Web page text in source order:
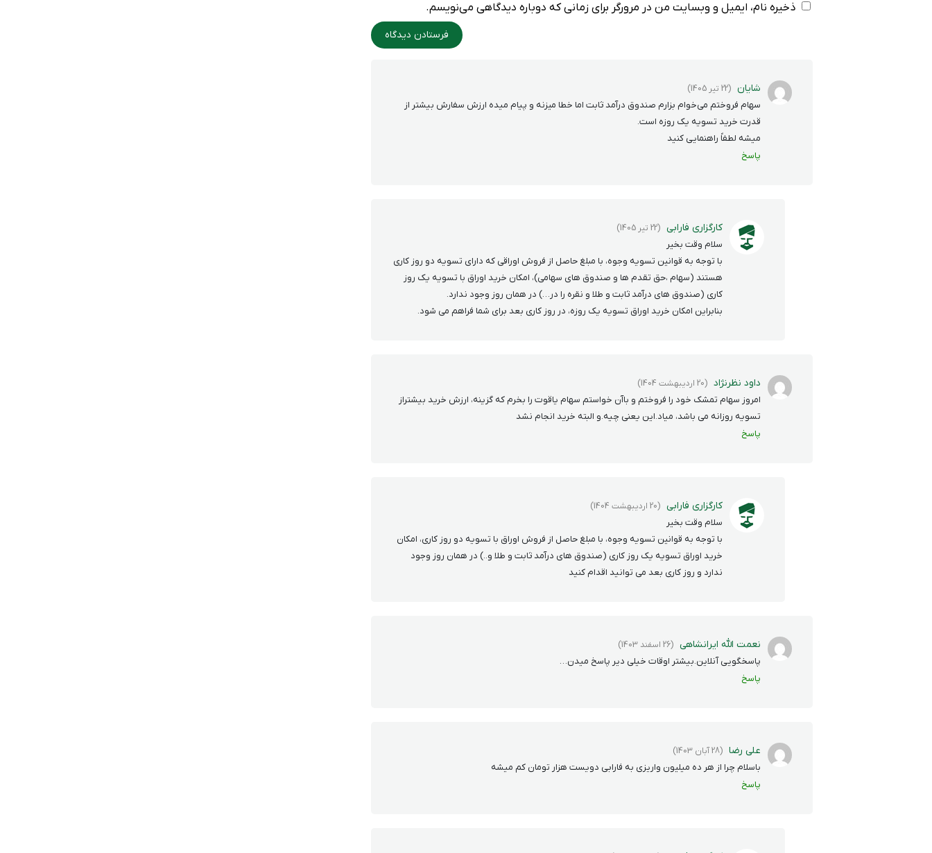
ذخیره نام، ایمیل و وبسایت من در مرورگر برای زمانی که دوباره دیدگاهی می‌نویسم.
شایان (22 تیر 1405)
سهام فروختم می‌خوام بزارم صندوق درآمد ثابت اما خطا میزنه و پیام میده ارزش سفارش بیشتر از
قدرت خرید تسویه یک روزه است.
میشه لطفاً راهنمایی کنید
پاسخ
کارگزاری فارابی (22 تیر 1405)
سلام وقت بخیر
با توجه به قوانین تسویه وجوه، با مبلغ حاصل از فروش اوراقی که دارای تسویه دو روز کاری
هستند (سهام ،حق تقدم ها و صندوق های سهامی)، امکان خرید اوراق با تسویه یک روز
کاری (صندوق های درآمد ثابت و طلا و نقره را در…) در همان روز وجود ندارد.
بنابراین امکان خرید اوراق تسویه یک روزه، در روز کاری بعد برای شما فراهم می شود.
داود نظرنژاد (20 اردیبهشت 1404)
امروز سهام تمشک خود را فروختم و باآن خواستم سهام یاقوت را بخرم که گزینه، ارزش خرید بیشتراز
تسویه روزانه می باشد، میاد‌.این یعنی چیه.و البته خرید انجام نشد
پاسخ
کارگزاری فارابی (20 اردیبهشت 1404)
سلام وقت بخیر
با توجه به قوانین تسویه وجوه، با مبلغ حاصل از فروش اوراق با تسویه دو روز کاری، امکان
خرید اوراق تسویه یک روز کاری (صندوق های درآمد ثابت و طلا و..) در همان روز وجود
ندارد و روز کاری بعد می توانید اقدام کنید
نعمت الله ایرانشاهی (26 اسفند 1403)
پاسخگویی آنلاین.بیشتر اوقات خیلی دیر پاسخ میدن…
پاسخ
علی رضا (28 آبان 1403)
باسلام چرا از هر ده میلیون واریزی به فارابی دویست هزار تومان کم میشه
پاسخ